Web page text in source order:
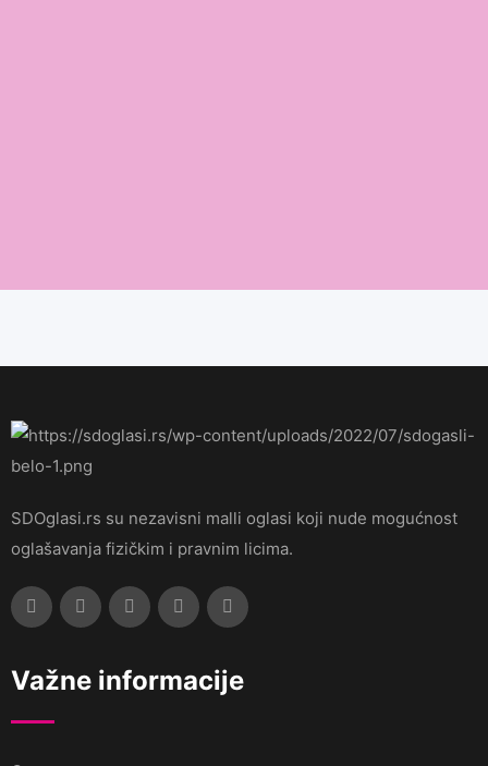
SDOglasi.rs su nezavisni malli oglasi koji nude mogućnost
oglašavanja fizičkim i pravnim licima.
Važne informacije